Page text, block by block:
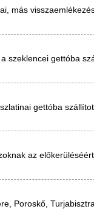
más
szeklencei gettóba
gettóba
az
Poroskő,